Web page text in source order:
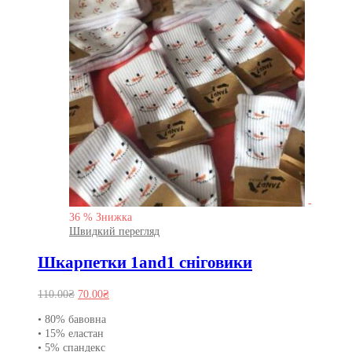
-
36 % Знижка
Швидкий перегляд
Шкарпетки 1and1 сніговики
110.00₴ Оригінальна
110.00₴.
70.00₴Поточна
• 80% бавовна
• 15% еластан
• 5% спандекс